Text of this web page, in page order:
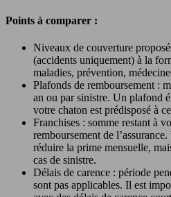
Points à comparer :
Niveaux de couverture
(accidents uniquement) à la
maladies, prévention,
Plafonds de remboursement :
an ou par sinistre. Un plafond
votre chaton est prédisposé à
Franchises : somme restant à
remboursement de
réduire la prime mensuelle,
cas de sinistre.
Délais de carence : période
sont pas applicables. Il est